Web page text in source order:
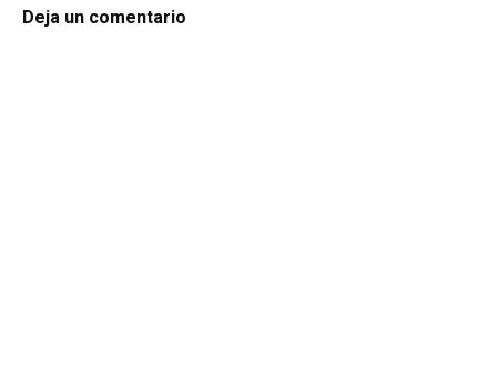
Deja un comentario